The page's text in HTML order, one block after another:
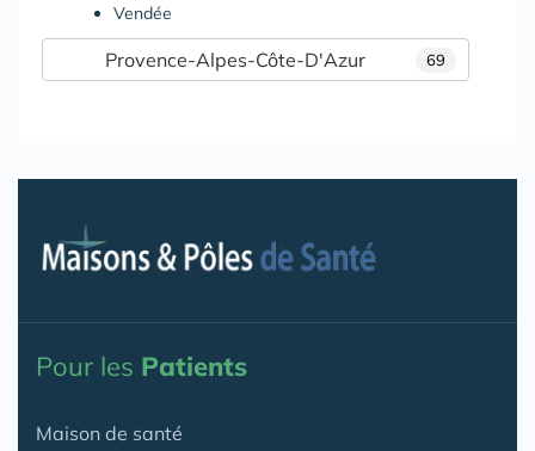
Vendée
69
Provence-Alpes-Côte-D'Azur
Pour les Patients
Maison de santé